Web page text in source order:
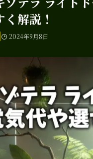
く解説！
2024年9月8日